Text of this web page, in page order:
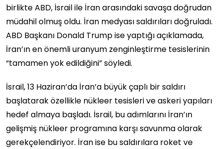
birlikte ABD, İsrail ile İran arasındaki savaşa doğrudan
müdahil olmuş oldu. İran medyası saldırıları doğruladı.
ABD Başkanı Donald Trump ise yaptığı açıklamada,
İran’ın en önemli uranyum zenginleştirme tesislerinin
“tamamen yok edildiğini” söyledi.
İsrail, 13 Haziran’da İran’a büyük çaplı bir saldırı
başlatarak özellikle nükleer tesisleri ve askeri yapıları
hedef almaya başladı. İsrail, bu adımlarını İran’ın
gelişmiş nükleer programına karşı savunma olarak
gerekçelendiriyor. İran ise bu saldırılara roket ve